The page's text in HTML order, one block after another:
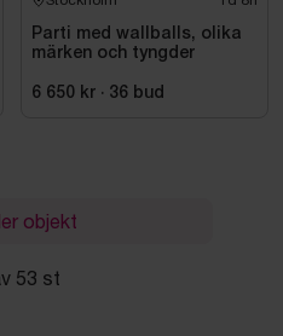
Parti med wallballs, olika
märken och tyngder
6 650 kr · 36 bud
objekt
53 st